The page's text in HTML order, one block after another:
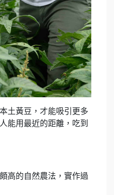
土黃豆，才能吸引更多
能用最近的距離，吃到
高的自然農法，實作過